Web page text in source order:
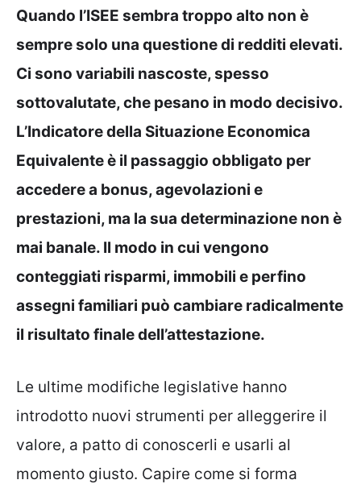
Quando l’ISEE sembra troppo alto non è
sempre solo una questione di redditi elevati.
Ci sono variabili nascoste, spesso
sottovalutate, che pesano in modo decisivo.
L’Indicatore della Situazione Economica
Equivalente è il passaggio obbligato per
accedere a bonus, agevolazioni e
prestazioni, ma la sua determinazione non è
mai banale. Il modo in cui vengono
conteggiati risparmi, immobili e perfino
assegni familiari può cambiare radicalmente
il risultato finale dell’attestazione.
Le ultime modifiche legislative hanno
introdotto nuovi strumenti per alleggerire il
valore, a patto di conoscerli e usarli al
momento giusto. Capire come si forma